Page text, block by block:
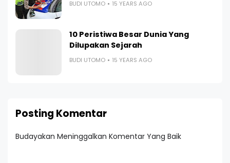
BUDI UTOMO 15 YEARS AGO
10 Peristiwa Besar Dunia Yang
Dilupakan Sejarah
BUDI UTOMO 15 YEARS AGO
Posting Komentar
Budayakan Meninggalkan Komentar Yang Baik